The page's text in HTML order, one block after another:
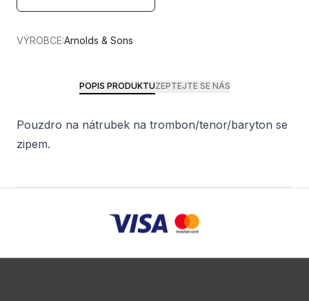
VÝROBCE:Arnolds & Sons
POPIS PRODUKTUZEPTEJTE SE NÁS
Pouzdro na nátrubek na trombon/tenor/baryton se
zipem.